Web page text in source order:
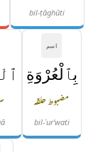
bil-ṭāghūti
اسم
بِٱلْعُرْوَةِ
مضبوط حلقہ
bil-ʿur'wati